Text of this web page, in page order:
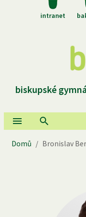
intranet
biskupské
Domů / Bronislav